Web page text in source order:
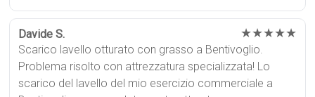
Davide S. ★★★★★
Scarico lavello otturato con grasso a Bentivoglio.
Problema risolto con attrezzatura specializzata! Lo
scarico del lavello del mio esercizio commerciale a